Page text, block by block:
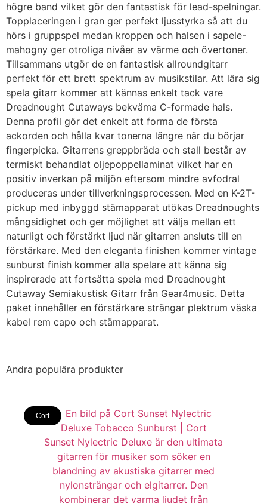
högre band vilket gör den fantastisk för lead-spelningar.
Topplaceringen i gran ger perfekt ljusstyrka så att du
hörs i gruppspel medan kroppen och halsen i sapele-
mahogny ger otroliga nivåer av värme och övertoner.
Tillsammans utgör de en fantastisk allroundgitarr
perfekt för ett brett spektrum av musikstilar. Att lära sig
spela gitarr kommer att kännas enkelt tack vare
Dreadnought Cutaways bekväma C-formade hals.
Denna profil gör det enkelt att forma de första
ackorden och hålla kvar tonerna längre när du börjar
fingerpicka. Gitarrens greppbräda och stall består av
termiskt behandlat oljepoppellaminat vilket har en
positiv inverkan på miljön eftersom mindre avfodral
produceras under tillverkningsprocessen. Med en K-2T-
pickup med inbyggd stämapparat utökas Dreadnoughts
mångsidighet och ger möjlighet att välja mellan ett
naturligt och förstärkt ljud när gitarren ansluts till en
förstärkare. Med den eleganta finishen kommer vintage
sunburst finish kommer alla spelare att känna sig
inspirerade att fortsätta spela med Dreadnought
Cutaway Semiakustisk Gitarr från Gear4music. Detta
paket innehåller en förstärkare strängar plektrum väska
kabel rem capo och stämapparat.
Andra populära produkter
Cort